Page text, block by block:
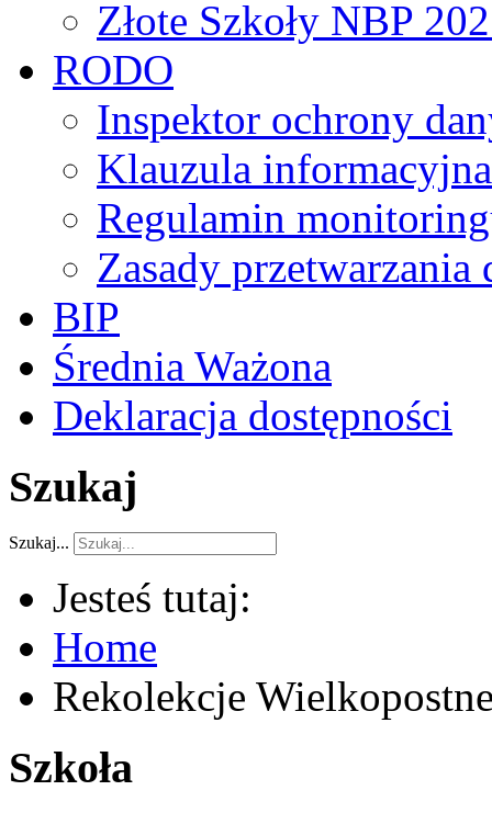
Złote Szkoły NBP
RODO
Inspektor ochrony
Klauzula informacyjna
Regulamin
Zasady przetwarzania
BIP
Średnia Ważona
Deklaracja dostępności
Szukaj
Szukaj...
Jesteś tutaj:
Home
Rekolekcje
Szkoła